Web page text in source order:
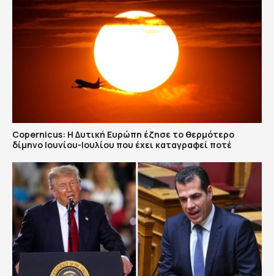
Copernicus: H Δυτική Ευρώπη έζησε το θερμότερο
δίμηνο Ιουνίου-Ιουλίου που έχει καταγραφεί ποτέ